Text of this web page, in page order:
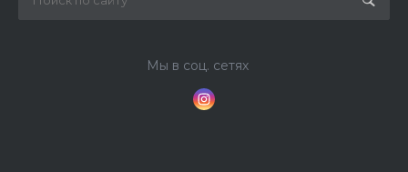
Мы в соц. сетях